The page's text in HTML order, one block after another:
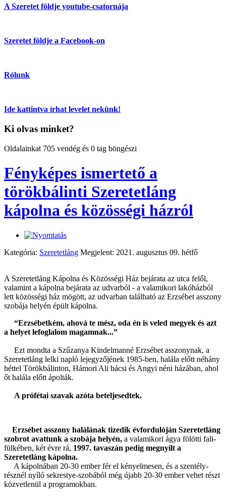
A Szeretet földje youtube-csatornája
Szeretet földje a Facebook-on
Rólunk
Ide kattintva írhat levelet nekünk!
Ki olvas minket?
Oldalainkat 705 vendég és 0 tag böngészi
Fényképes ismertető a
törökbálinti Szeretetláng
kápolna és közösségi házról
Kategória: Szeretetláng Megjelent: 2021. augusztus 09. hétfő
A Szeretetláng Kápolna és Közösségi Ház bejárata az utca felől,
valamint a kápolna bejárata az udvarból - a valamikori lakóházból
lett közösségi ház mögött, az udvarban található az Erzsébet asszony
szobája helyén épült kápolna.
“Erzsébetkém, ahová te mész, oda én is veled megyek és azt
a helyet lefoglalom magamnak...”
Ezt mondta a Szűzanya Kindelmanné Erzsébet asszonynak, a
Szeretetláng lelki napló lejegyzőjének 1985-ben, halála előtt néhány
héttel Törökbálinton, Hámori Ali bácsi és Angyi néni házában, ahol
őt halála előtt ápolták.
A prófétai szavak azóta beteljesedtek.
Erzsébet asszony halálának tizedik évfordulóján Szeretetláng
szobrot avattunk a szobája helyén, a valamikori ágya fölötti fali-
fülkében, két évre rá, 1997. tavaszán pedig megnyílt a
Szeretetláng kápolna.
A kápolnában 20-30 ember fér el kényelmesen, és a szentély-
résznél nyíló sekrestye-szobából még újabb 20-30 ember vehet részt
közvetlenül a programokban.